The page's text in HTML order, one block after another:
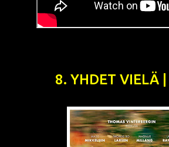
8. YHDET VIELÄ